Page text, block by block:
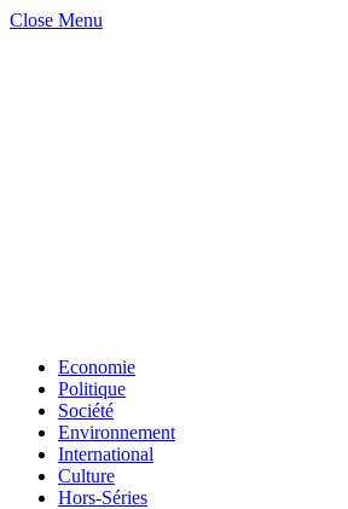
Close Menu
Economie
Politique
Société
Environnement
International
Culture
Hors-Séries